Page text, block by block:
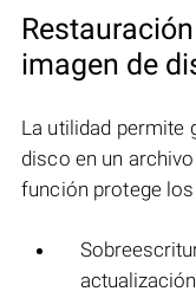
imagen de
La utilidad permite
disco en un
función protege